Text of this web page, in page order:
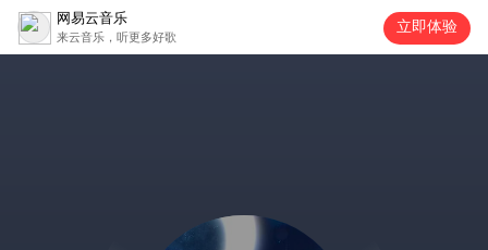
网易云音乐
来云音乐，听更多好歌
立即体验